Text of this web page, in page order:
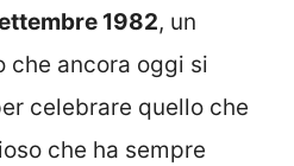
1982, un
che ancora oggi si
celebrare quello che
che ha sempre